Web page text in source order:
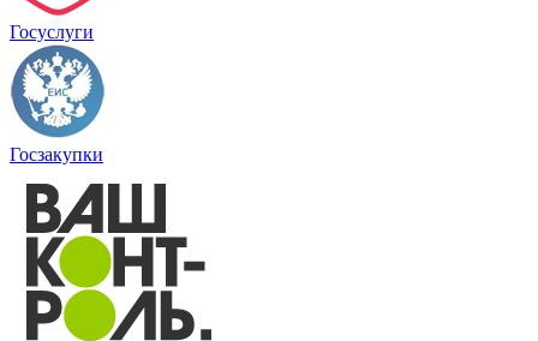
Госуслуги
Госзакупки